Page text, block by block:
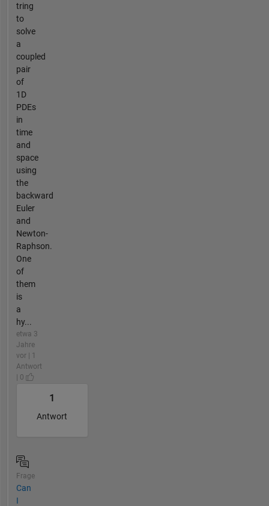
tring
to
solve
a
coupled
pair
of
1D
PDEs
in
time
and
space
using
the
backward
Euler
and
Newton-
Raphson.
One
of
them
is
a
hy...
etwa 3
Jahre
vor | 1
Antwort
| 0
1
Antwort
Frage
Can
I